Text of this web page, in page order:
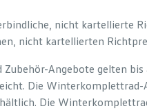
nicht kartellierte
nicht kartellierten
Zubehör-Angebote gelten
Die
Die